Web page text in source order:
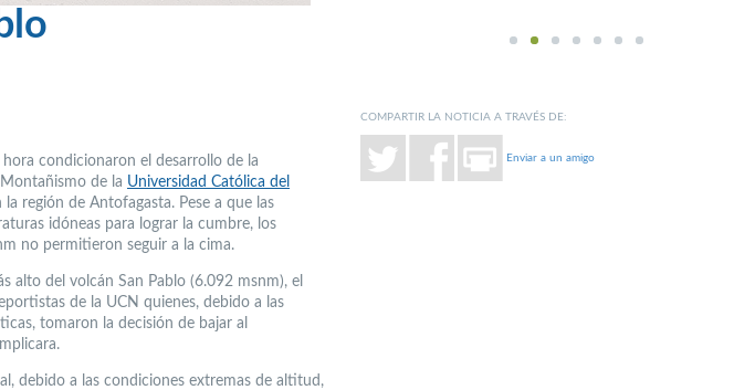
1 2 3 4 5 6 7
condicionaron el desarrollo de la
de la Universidad Católica del
región de Antofagasta. Pese a que las
idóneas para lograr la cumbre, los
no permitieron seguir a la cima.
alto del volcán San Pablo (6.092 msnm), el
de la UCN quienes, debido a las
tomaron la decisión de bajar al
debido a las condiciones extremas de altitud,
COMPARTIR LA NOTICIA A TRAVÉS DE:
Enviar a un amigo